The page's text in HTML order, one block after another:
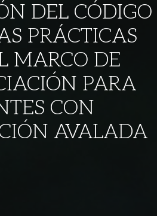
DEL CÓDIGO
PRÁCTICAS
MARCO DE
PARA
CON
AVALADA